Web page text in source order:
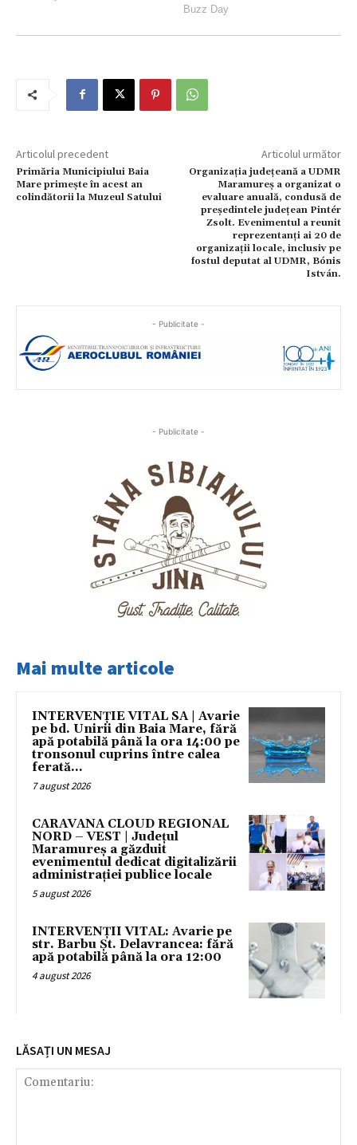
Articolul precedent
Primăria Municipiului Baia
Mare primește în acest an
colindătorii la Muzeul Satului
Articolul următor
Organizația județeană a UDMR
Maramureș a organizat o
evaluare anuală, condusă de
președintele județean Pintér
Zsolt. Evenimentul a reunit
reprezentanți ai 20 de
organizații locale, inclusiv pe
fostul deputat al UDMR, Bónis
István.
- Publicitate -
- Publicitate -
Mai multe articole
INTERVENȚIE VITAL SA | Avarie
pe bd. Unirii din Baia Mare, fără
apă potabilă până la ora 14:00 pe
tronsonul cuprins între calea
ferată...
7 august 2026
CARAVANA CLOUD REGIONAL
NORD – VEST | Județul
Maramureș a găzduit
evenimentul dedicat digitalizării
administrației publice locale
5 august 2026
INTERVENȚII VITAL: Avarie pe
str. Barbu Șt. Delavrancea: fără
apă potabilă până la ora 12:00
4 august 2026
LĂSAȚI UN MESAJ